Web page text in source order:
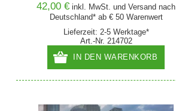
42,00 € inkl. MwSt. undVersand nach
Deutschland* ab € 50 Warenwert
Lieferzeit: 2-5 Werktage*
Art.-Nr. 214702
IN DEN WARENKORB